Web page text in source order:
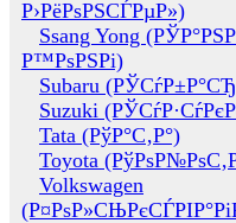
Р›РёРѕРЅСЃРµР»)
Ssang Yong
Р™РѕРЅРі)
Subaru
Suzuki
Tata (РўР°С‚Р°)
Toyota
Volkswagen